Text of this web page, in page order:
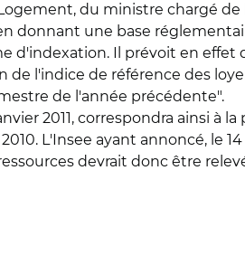
du ministre chargé de
donnant une base
d'indexation. Il prévoit en effet
de l'indice de référence des
de l'année précédente".
2011, correspondra ainsi à la
L'Insee ayant annoncé, le
devrait donc être